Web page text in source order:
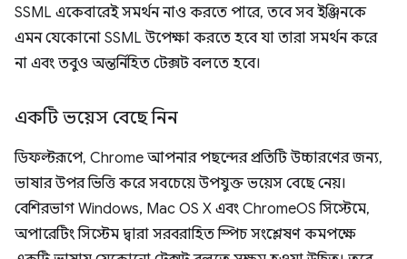
SSML একেবারেই সমর্থন নাও করতে পারে, তবে সব ইঞ্জিনকে
এমন যেকোনো SSML উপেক্ষা করতে হবে যা তারা সমর্থন করে
না এবং তবুও অন্তর্নিহিত টেক্সট বলতে হবে।
একটি ভয়েস বেছে নিন
ডিফল্টরূপে, Chrome আপনার পছন্দের প্রতিটি উচ্চারণের জন্য,
ভাষার উপর ভিত্তি করে সবচেয়ে উপযুক্ত ভয়েস বেছে নেয়।
বেশিরভাগ Windows, Mac OS X এবং ChromeOS সিস্টেমে,
অপারেটিং সিস্টেম দ্বারা সরবরাহিত স্পিচ সংশ্লেষণ কমপক্ষে